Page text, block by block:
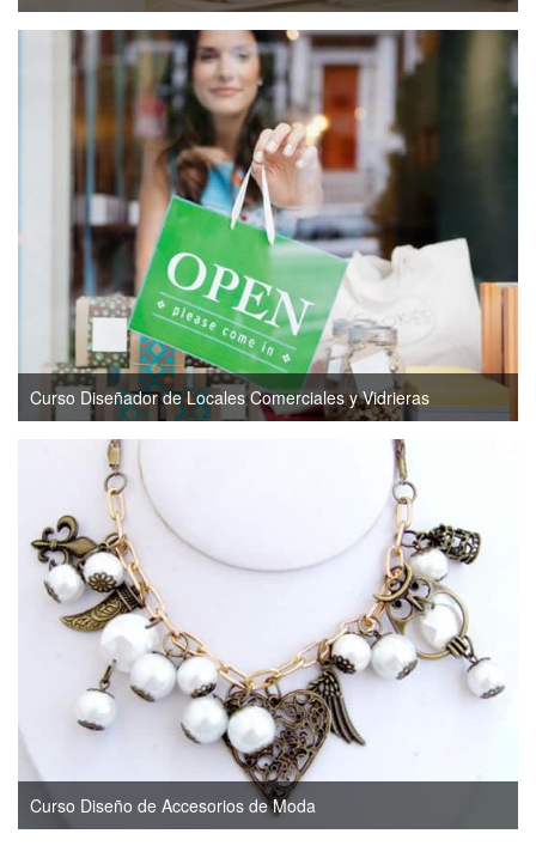
Curso Diseñador de Locales Comerciales y Vidrieras
Curso Diseño de Accesorios de Moda